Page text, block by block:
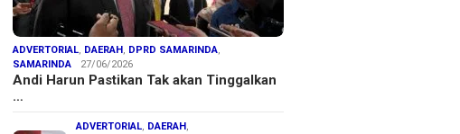
ADVERTORIAL, DAERAH , DPRD SAMARINDA,
SAMARINDA
27/06/2026
Andi Harun Pastikan Tak akan Tinggalkan
…
ADVERTORIAL, DAERAH ,